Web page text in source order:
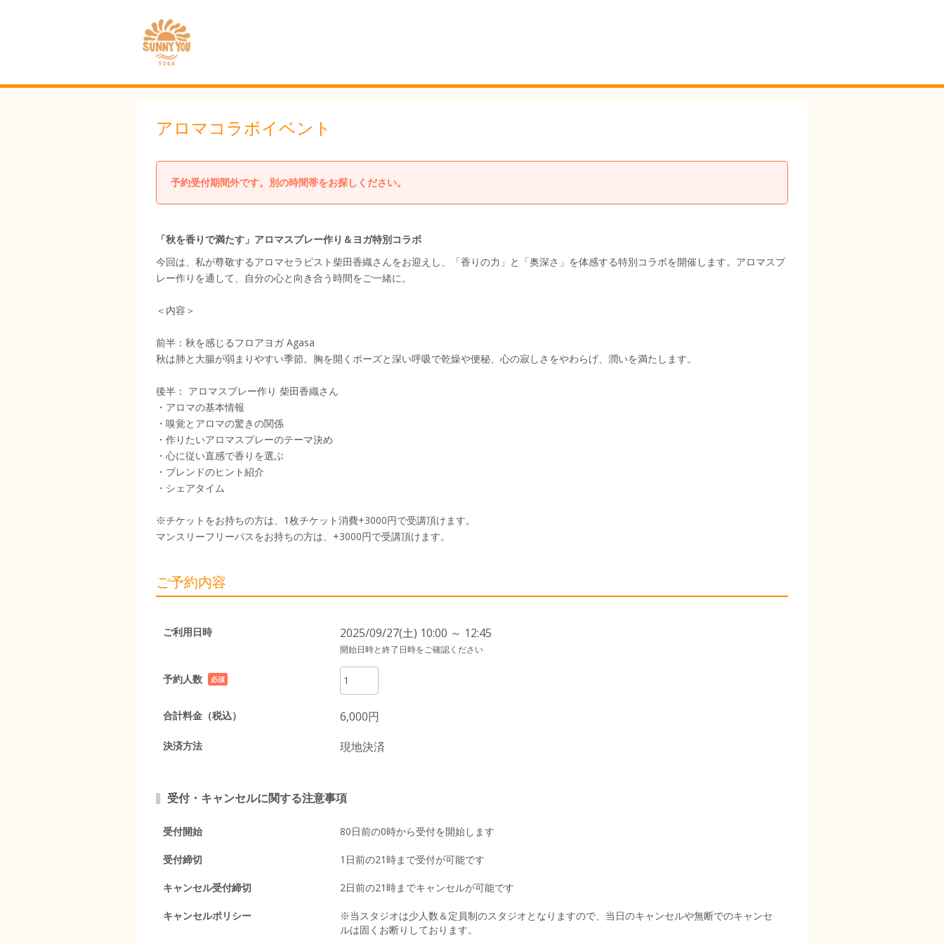
アロマコラボイベント
予約受付期間外です。別の時間帯をお探しください。
「秋を香りで満たす」アロマスプレー作り＆ヨガ特別コラボ
今回は、私が尊敬するアロマセラピスト柴田香織さんをお迎えし、「香りの力」と「奥深さ」を体感する特別コラボを開催します。アロマスプ
レー作りを通して、自分の心と向き合う時間をご一緒に。
＜内容＞
前半：秋を感じるフロアヨガ Agasa
秋は肺と大腸が弱まりやすい季節。胸を開くポーズと深い呼吸で乾燥や便秘、心の寂しさをやわらげ、潤いを満たします。
後半： アロマスプレー作り 柴田香織さん
・アロマの基本情報
・嗅覚とアロマの驚きの関係
・作りたいアロマスプレーのテーマ決め
・心に従い直感で香りを選ぶ
・ブレンドのヒント紹介
・シェアタイム
※チケットをお持ちの方は、1枚チケット消費+3000円で受講頂けます。
マンスリーフリーパスをお持ちの方は、+3000円で受講頂けます。
ご予約内容
ご利用日時 2025/09/27(土) 10:00 ～ 12:45
開始日時と終了日時をご確認ください
予約人数
必須
合計料金（税込） 6,000円
決済方法 現地決済
受付・キャンセルに関する注意事項
受付開始 80日前の0時から受付を開始します
受付締切 1日前の21時まで受付が可能です
キャンセル受付締切 2日前の21時までキャンセルが可能です
キャンセルポリシー
※当スタジオは少人数＆定員制のスタジオとなりますので、当日のキャンセルや無断でのキャンセ
ルは固くお断りしております。